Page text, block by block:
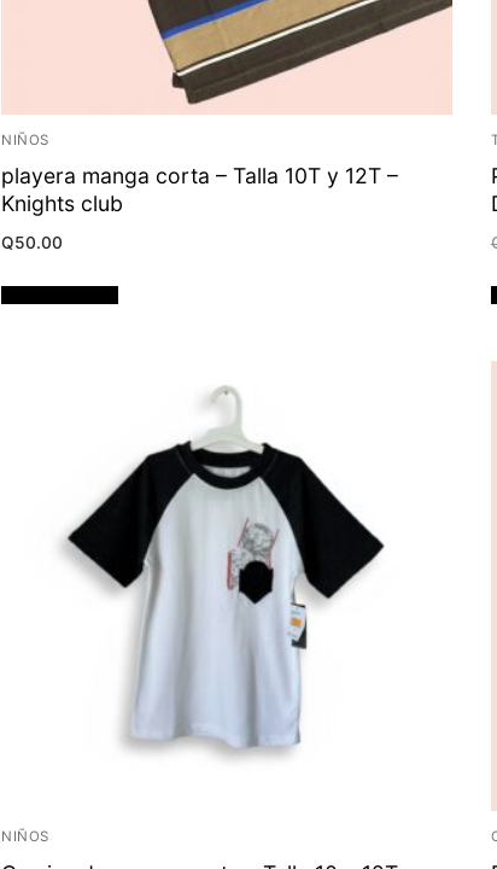
NIÑOS
playera manga corta – Talla 10T y 12T –
Knights club
Q50.00
NIÑOS